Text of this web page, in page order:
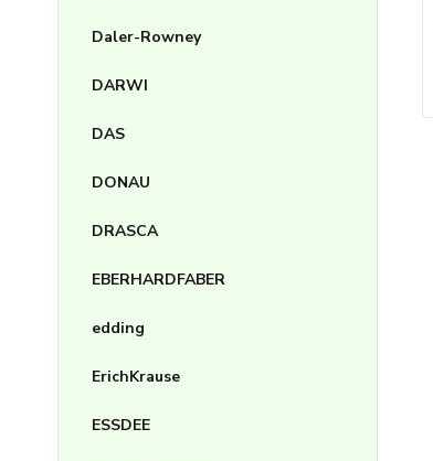
Daler-Rowney
DARWI
DAS
DONAU
DRASCA
EBERHARDFABER
edding
ErichKrause
ESSDEE